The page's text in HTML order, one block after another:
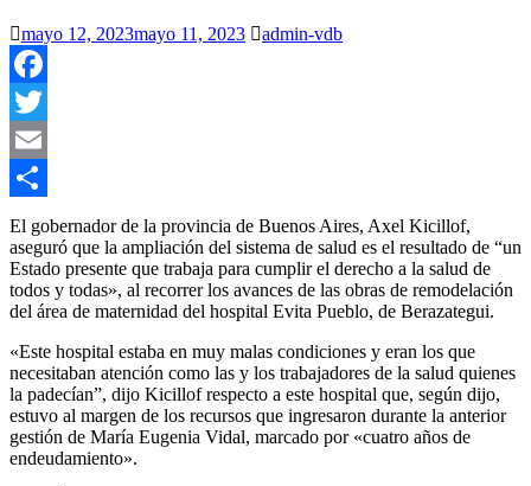
mayo 12, 2023mayo 11, 2023 admin-vdb
Facebook
Twitter
Email
Compartir
El gobernador de la provincia de Buenos Aires, Axel Kicillof,
aseguró que la ampliación del sistema de salud es el resultado de “un
Estado presente que trabaja para cumplir el derecho a la salud de
todos y todas», al recorrer los avances de las obras de remodelación
del área de maternidad del hospital Evita Pueblo, de Berazategui.
«Este hospital estaba en muy malas condiciones y eran los que
necesitaban atención como las y los trabajadores de la salud quienes
la padecían”, dijo Kicillof respecto a este hospital que, según dijo,
estuvo al margen de los recursos que ingresaron durante la anterior
gestión de María Eugenia Vidal, marcado por «cuatro años de
endeudamiento».